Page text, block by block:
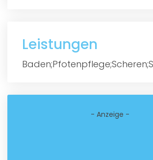
Leistungen
- Anzeige -